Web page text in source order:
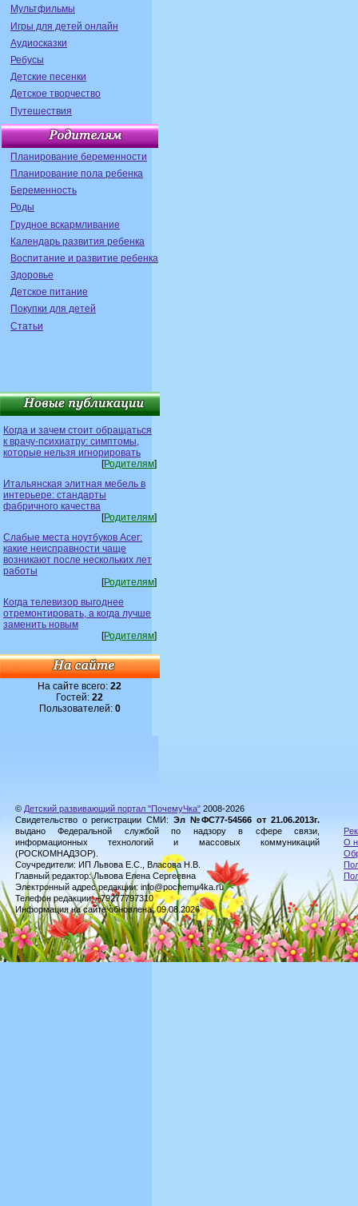
Мультфильмы
Игры для детей онлайн
Аудиосказки
Ребусы
Детские песенки
Детское творчество
Путешествия
Планирование беременности
Планирование пола ребенка
Беременность
Роды
Грудное вскармливание
Календарь развития ребенка
Воспитание и развитие ребенка
Здоровье
Детское питание
Покупки для детей
Статьи
Когда и зачем стоит обращаться
к врачу-психиатру: симптомы,
которые нельзя игнорировать
[Родителям]
Итальянская элитная мебель в
интерьере: стандарты
фабричного качества
[Родителям]
Слабые места ноутбуков Acer:
какие неисправности чаще
возникают после нескольких лет
работы
[Родителям]
Когда телевизор выгоднее
отремонтировать, а когда лучше
заменить новым
[Родителям]
На сайте всего:22
Гостей:22
Пользователей: 0
© Детский развивающий портал "ПочемуЧка" 2008-2026
Свидетельство о регистрации СМИ: Эл №ФС77-54566 от 21.06.2013г.
выдано Федеральной службой по надзору в сфере связи,
информационных технологий и массовых коммуникаций
(РОСКОМНАДЗОР).
Соучредители: ИП Львова Е.С., Власова Н.В.
Главный редактор: Львова Елена Сергеевна
Электронный адрес редакции: info@pochemu4ka.ru
Телефон редакции: +79277797310
Информация на сайте обновлена: 09.08.2026
О